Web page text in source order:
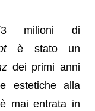
milioni di
è stato un
dei primi anni
estetiche alla
mai entrata in